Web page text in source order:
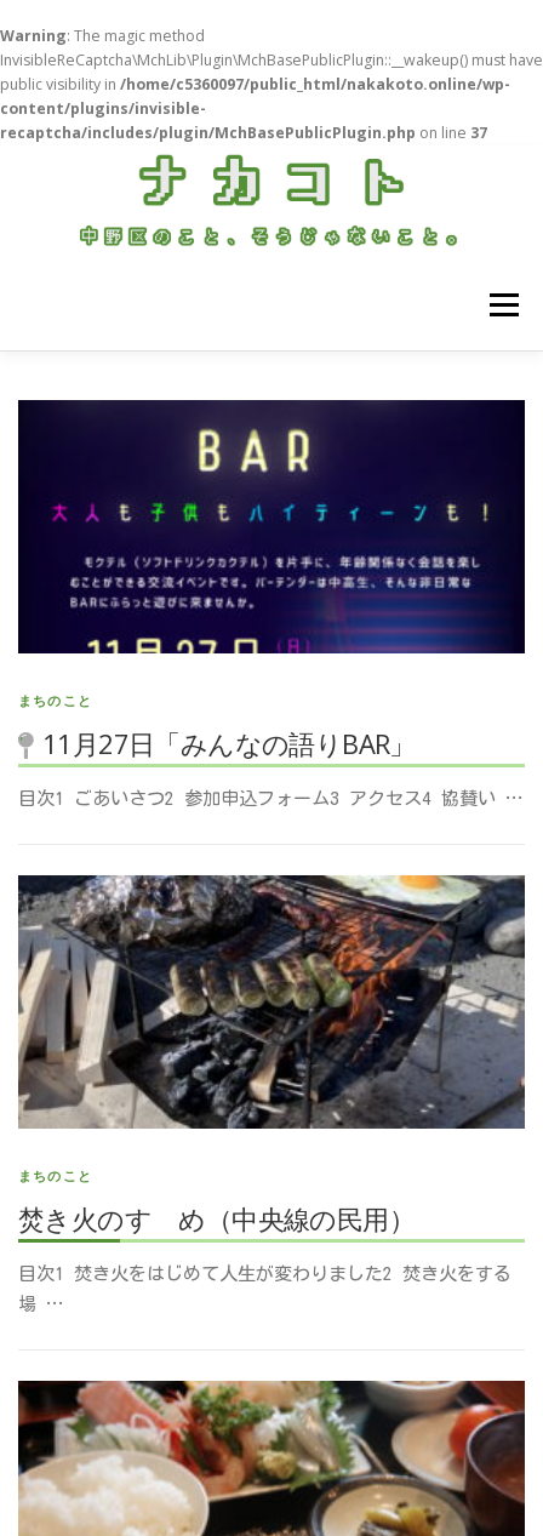
Warning: The magic method
InvisibleReCaptcha\MchLib\Plugin\MchBasePublicPlugin::__wakeup() must have
public visibility in /home/c5360097/public_html/nakakoto.online/wp-
content/plugins/invisible-
recaptcha/includes/plugin/MchBasePublicPlugin.php on line 37
ッ
メニュー
ホーム 中野ごはん まちのこと じぶんごと
まちのこと
11月27日「みんなの語りBAR」
目次1 ごあいさつ2 参加申込フォーム3 アクセス4 協賛い …
まちのこと
焚き火のすゝめ（中央線の民用）
目次1 焚き火をはじめて人生が変わりました2 焚き火をする
場 …